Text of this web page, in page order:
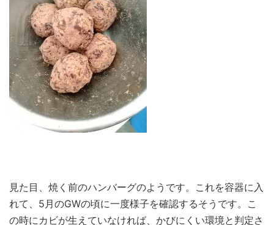
見た目、焼く前のハンバーグのようです。これを容器に入
れて、5月のGWの頃に一度様子を確認するそうです。こ
の時にカビが生えていなければ、かびにくい環境と判定さ